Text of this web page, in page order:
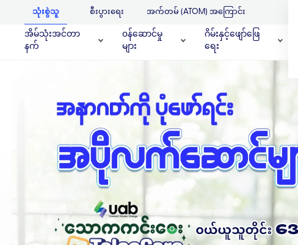
သုံးစွဲသူ စီးပွားရေး အက်တမ် (ATOM) အကြောင်း
အိမ်သုံးအင်တာ
နက်
၀န်ဆောင်မှု
များ
ဂိမ်းနှင့်ဖျော်ဖြေ
ရေး